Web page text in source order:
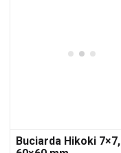
Buciarda Hikoki 7×7,